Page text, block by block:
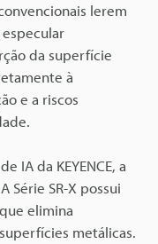
lerem
da superfície
à
e a riscos
IA da KEYENCE, a
Série SR-X possui
elimina
metálicas.